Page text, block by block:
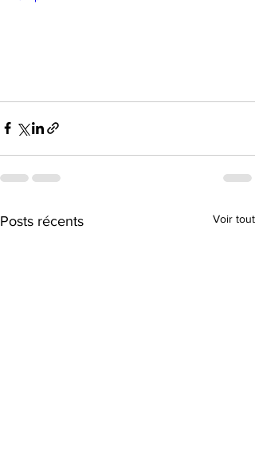
Posts récents Voir tout